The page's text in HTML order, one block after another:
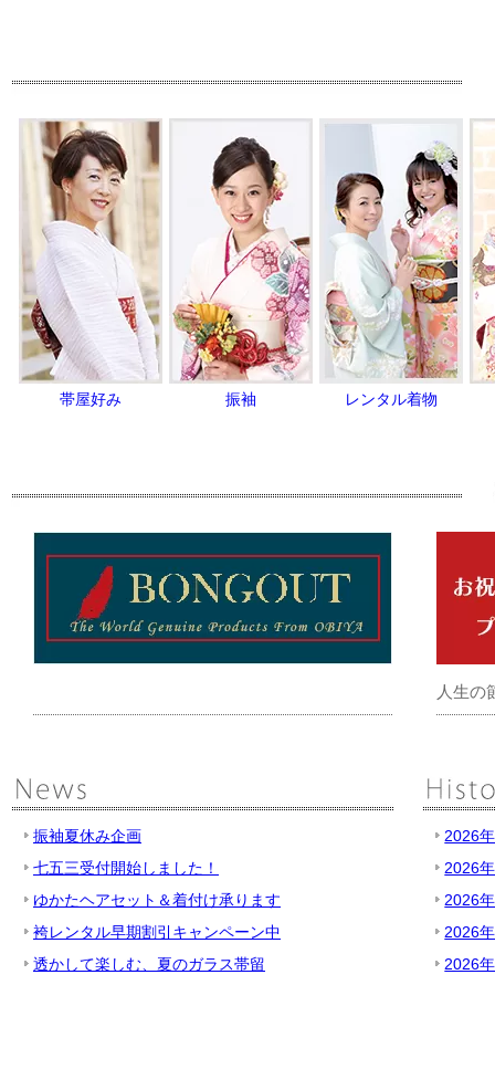
帯屋好み 振袖 レンタル着物
人生の
振袖夏休み企画
七五三受付開始しました！
ゆかたヘアセット＆着付け承ります
袴レンタル早期割引キャンペーン中
透かして楽しむ、夏のガラス帯留
2026
2026
2026
2026
2026